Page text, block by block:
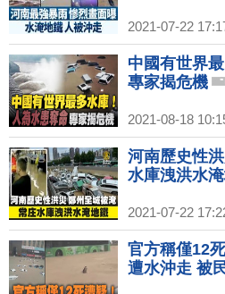
2021-07-22
中國有世界
專家揭危機
2021-08-18
河南歷史性
水庫洩洪水
2021-07-22
官方稱僅12
遭水沖走 被